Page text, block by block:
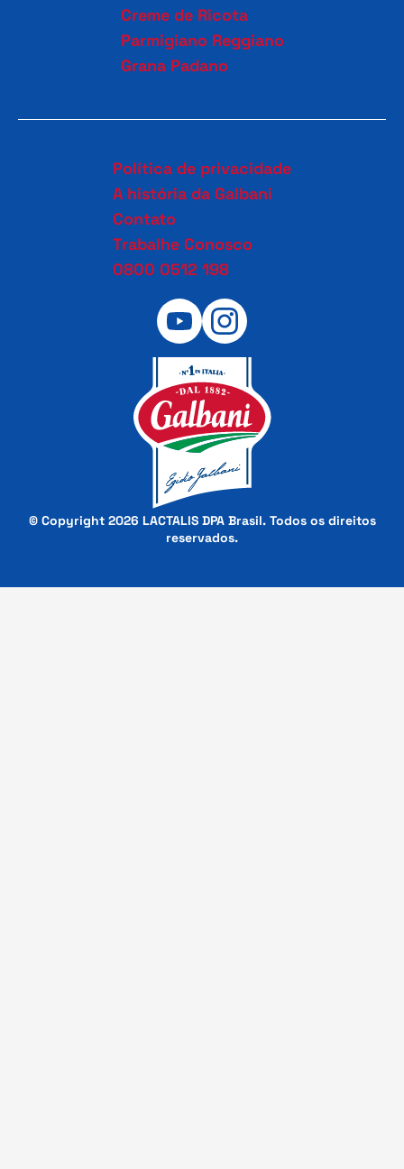
Creme de Ricota
Parmigiano Reggiano
Grana Padano
Política de privacidade
A história da Galbani
Contato
Trabalhe Conosco
0800 0512 198
© Copyright 2026 LACTALIS DPA Brasil. Todos os direitos
reservados.